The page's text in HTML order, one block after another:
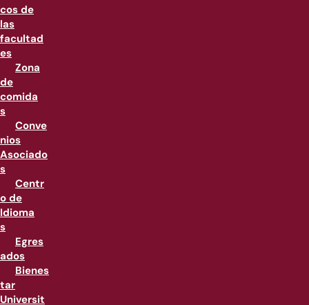
cos de
las
facultad
es
Zona
de
comida
s
Conve
nios
Asociado
s
Centr
o de
Idioma
s
Egres
ados
Bienes
tar
Universit